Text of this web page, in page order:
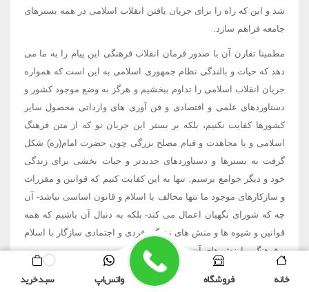
شد و این که راه را برای جریان یافتن انقلاب اسلامی در همه بسترهای
جامعه فراهم سازد.
مطمینا تقارن آن با صدور فرمان انقلاب فرهنگی این پیام را به ما می
دهد که حیات و بالندگی نظام جمهوری اسلامی به این است که همواره
جریان انقلاب اسلامی را تداوم ببخشیم و هرگز به وضع موجود کشور و
دستاوردهای علمی و اقتصادی و فن آوری های وارداتی محصول سایر
کشورها کفایت نکنیم، بلکه بر بستر این جریان نو که از متن فرهنگ
اسلامی و با مجاهدت و قیام مصلح بزرگی چون حضرت امام(ره) شکل
گرفت به بسترها و دستاوردهای جدیدتر و حیات بخشی برای زندگی
خود و دیگر جوامع برسیم. تنها به این کفایت کنیم که قوانین و مقررات
و سازکارهای موجود ما تنها مخالف با اسلام و قانون اساسی نباشد- آن
چه که شورای نگهبان اعمال می کند- بلکه به دنبال آن باشیم که همه
قوانین و شیوه ها و منش های زندگی فردی و اجتمادی سازگار با اسلام
و فرهنگ و ارزش های آن باشد.
بنابراین شورای عالی انقلاب فرهنگی بر بستر دستاوردهای پاسداری از
سبد خرید درباره‌ما اپلیکیشن خانه خانه فروشگاه واتس اپ سبد خرید